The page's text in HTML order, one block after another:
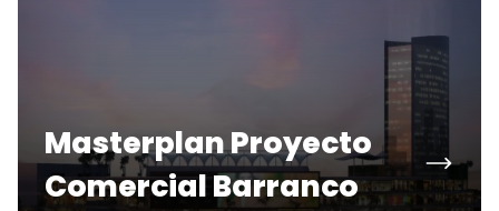
Masterplan Proyecto
Comercial Barranco